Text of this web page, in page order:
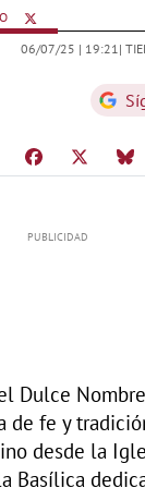
06/07/25 | 19:21|
Dulce
de fe y
desde la
Basílica